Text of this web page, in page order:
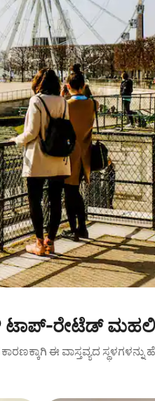
ಸ್ಪರ್ಶ ಅಥವಾ ಸ್ವೈಪ್ ಗೆಸ್ಚರ್‌ಗಳ ಮೂಲಕ
ಟಾಪ್-ರೇಟೆಡ್
ಕಾರಣಕ್ಕಾಗಿ ಈ ವಾಸ್ತವ್ಯದ